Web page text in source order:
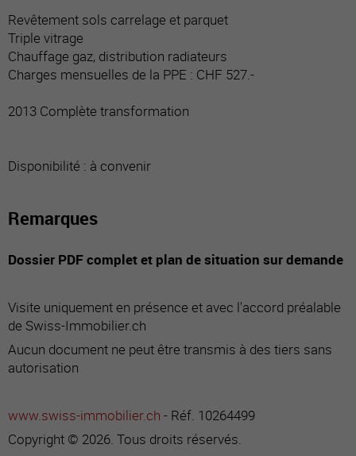
Revêtement sols carrelage et parquet
Triple vitrage
Chauffage gaz, distribution radiateurs
Charges mensuelles de la PPE : CHF 527.-
2013 Complète transformation
Disponibilité : à convenir
Remarques
Dossier PDF complet et plan de situation sur demande
Visite uniquement en présence et avec l'accord préalable
de Swiss-Immobilier.ch
Aucun document ne peut être transmis à des tiers sans
autorisation
www.swiss-immobilier.ch - Réf. 10264499
Copyright © 2026. Tous droits réservés.